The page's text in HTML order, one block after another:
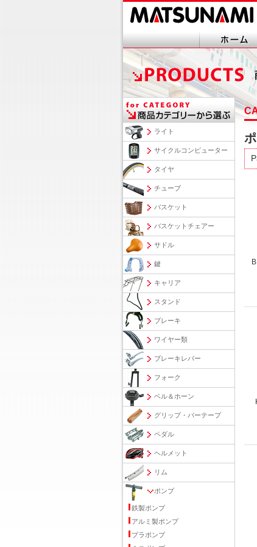
ライト
サイクルコンピューター
タイヤ
チューブ
バスケット
バスケットチェアー
サドル
鍵
キャリア
スタンド
ブレーキ
ワイヤー類
ブレーキレバー
フォーク
ベル＆ホーン
グリップ・バーテープ
ペダル
ヘルメット
リム
ポンプ
鉄製ポンプ
アルミ製ポンプ
プラポンプ